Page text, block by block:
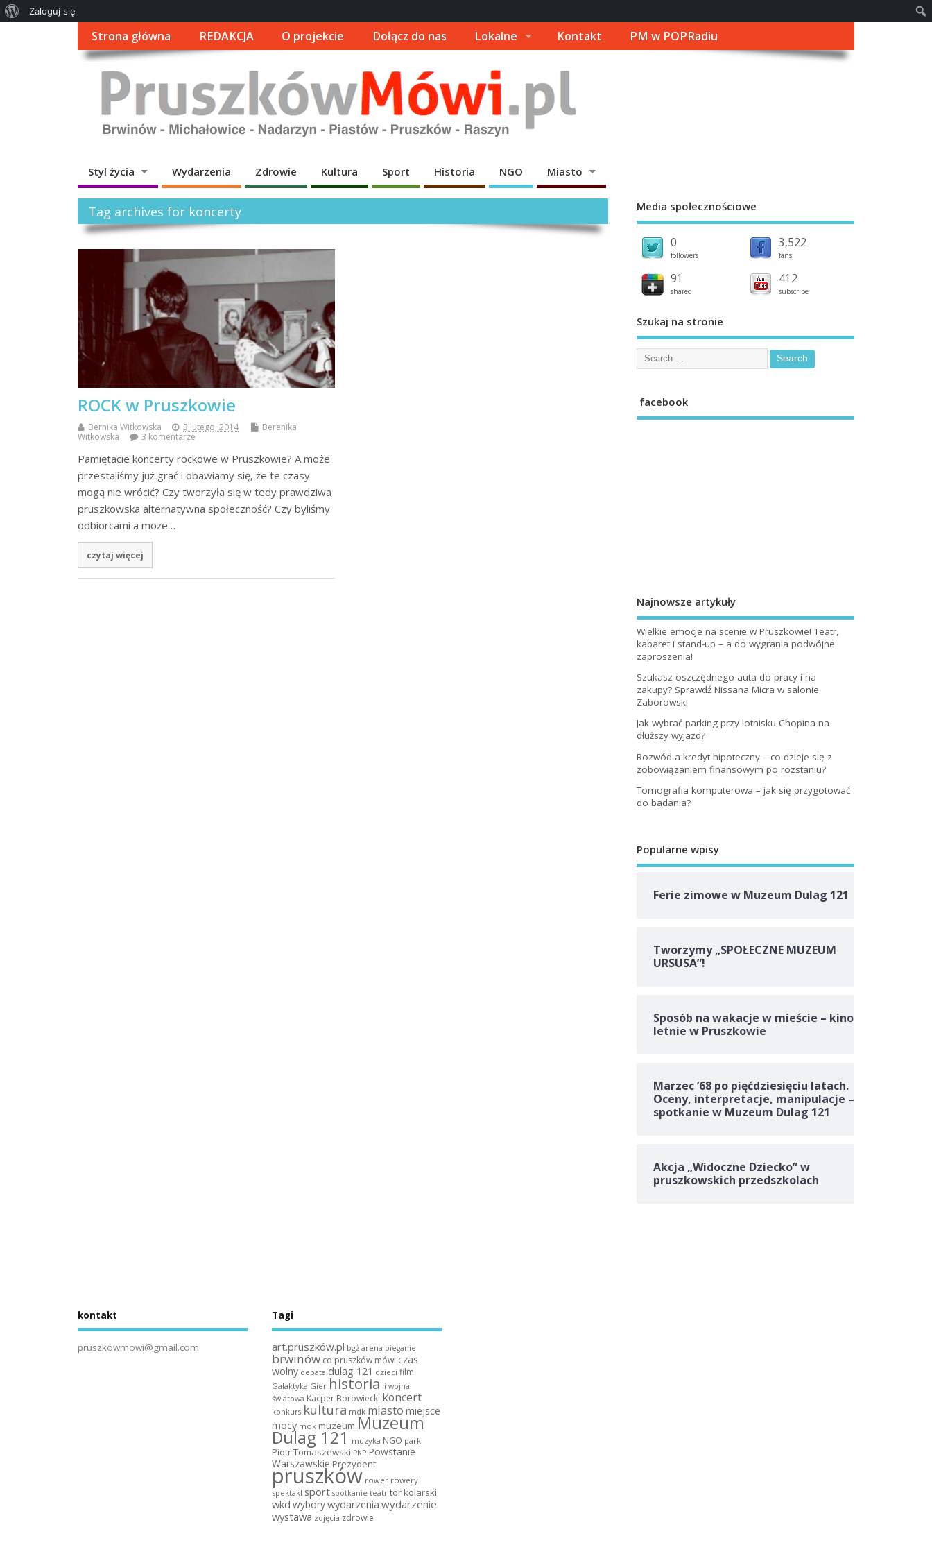
Strona główna REDAKCJA O projekcie Dołącz do nas Lokalne Kontakt PM w POPRadiu
Styl życia Wydarzenia Zdrowie Kultura Sport Historia NGO Miasto
Tag archives for koncerty
ROCK w Pruszkowie
Bernika Witkowska 3 lutego, 2014
Berenika
Witkowska
3 komentarze
Pamiętacie koncerty rockowe w Pruszkowie? A może
przestaliśmy już grać i obawiamy się, że te czasy
mogą nie wrócić? Czy tworzyła się w tedy prawdziwa
pruszkowska alternatywna społeczność? Czy byliśmy
odbiorcami a może…
czytaj więcej
Media społecznościowe
0
followers
3,522
fans
91
shared
412
subscribe
Szukaj na stronie
facebook
Najnowsze artykuły
Wielkie emocje na scenie w Pruszkowie! Teatr,
kabaret i stand-up – a do wygrania podwójne
zaproszenia!
Szukasz oszczędnego auta do pracy i na
zakupy? Sprawdź Nissana Micra w salonie
Zaborowski
Jak wybrać parking przy lotnisku Chopina na
dłuższy wyjazd?
Rozwód a kredyt hipoteczny – co dzieje się z
zobowiązaniem finansowym po rozstaniu?
Tomografia komputerowa – jak się przygotować
do badania?
Popularne wpisy
Ferie zimowe w Muzeum Dulag 121
Tworzymy „SPOŁECZNE MUZEUM
URSUSA”!
Sposób na wakacje w mieście – kino
letnie w Pruszkowie
Marzec ’68 po pięćdziesięciu latach.
Oceny, interpretacje, manipulacje –
spotkanie w Muzeum Dulag 121
Akcja „Widoczne Dziecko” w
pruszkowskich przedszkolach
kontakt
pruszkowmowi@gmail.com
Tagi
art.pruszków.pl bgż arena bieganie
brwinów co pruszków mówi czas
wolny debata dulag 121 dzieci film
Galaktyka Gier historia ii wojna
światowa Kacper Borowiecki koncert
konkurs kultura mdk miasto miejsce
mocy mok muzeum Muzeum
Dulag 121 muzyka NGO park
Piotr Tomaszewski PKP Powstanie
Warszawskie Prezydent
pruszków rower rowery
spektakl sport spotkanie teatr tor kolarski
wkd wyborywydarzenia wydarzenie
wystawa zdjęcia zdrowie
Zaloguj się